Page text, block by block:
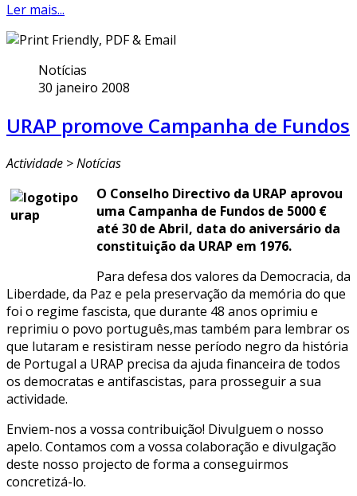
Ler mais...
Notícias
30 janeiro 2008
URAP promove Campanha de Fundos
Actividade > Notícias
O Conselho Directivo da URAP aprovou
uma Campanha de Fundos de 5000 €
até 30 de Abril, data do aniversário da
constituição da URAP em 1976.
Para defesa dos valores da Democracia, da
Liberdade, da Paz e pela preservação da memória do que
foi o regime fascista, que durante 48 anos oprimiu e
reprimiu o povo português,mas também para lembrar os
que lutaram e resistiram nesse período negro da história
de Portugal a URAP precisa da ajuda financeira de todos
os democratas e antifascistas, para prosseguir a sua
actividade.
Enviem-nos a vossa contribuição! Divulguem o nosso
apelo. Contamos com a vossa colaboração e divulgação
deste nosso projecto de forma a conseguirmos
concretizá-lo.